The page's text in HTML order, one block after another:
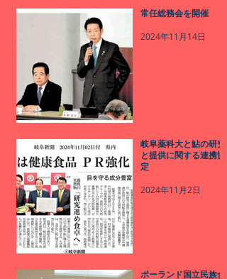
常任総務会を開催
2024年11月14日
岐阜薬科大と鮎の研究
と提供に関する連携協
定
2024年11月2日
ポーランド国立民族合